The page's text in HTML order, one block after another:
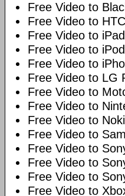
Free Video to
Free Video to
Free Video to
Free Video to
Free Video to
Free Video to LG
Free Video to
Free Video to
Free Video to
Free Video to
Free Video to
Free Video to
Free Video to
Free Video to